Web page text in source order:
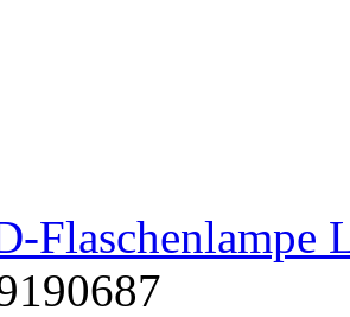
Flaschenlampe